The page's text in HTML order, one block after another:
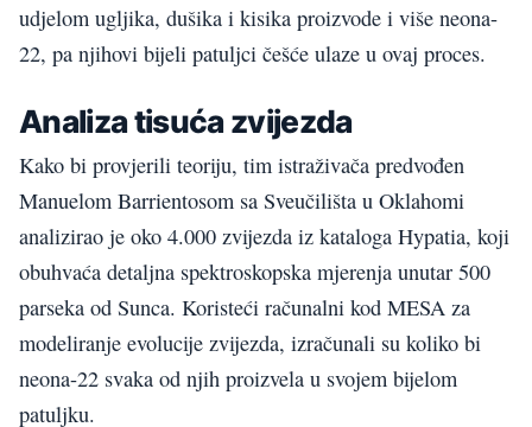
udjelom ugljika, dušika i kisika proizvode i više neona-
22, pa njihovi bijeli patuljci češće ulaze u ovaj proces.
Analiza tisuća zvijezda
Kako bi provjerili teoriju, tim istraživača predvođen
Manuelom Barrientosom sa Sveučilišta u Oklahomi
analizirao je oko 4.000 zvijezda iz kataloga Hypatia, koji
obuhvaća detaljna spektroskopska mjerenja unutar 500
parseka od Sunca. Koristeći računalni kod MESA za
modeliranje evolucije zvijezda, izračunali su koliko bi
neona-22 svaka od njih proizvela u svojem bijelom
patuljku.